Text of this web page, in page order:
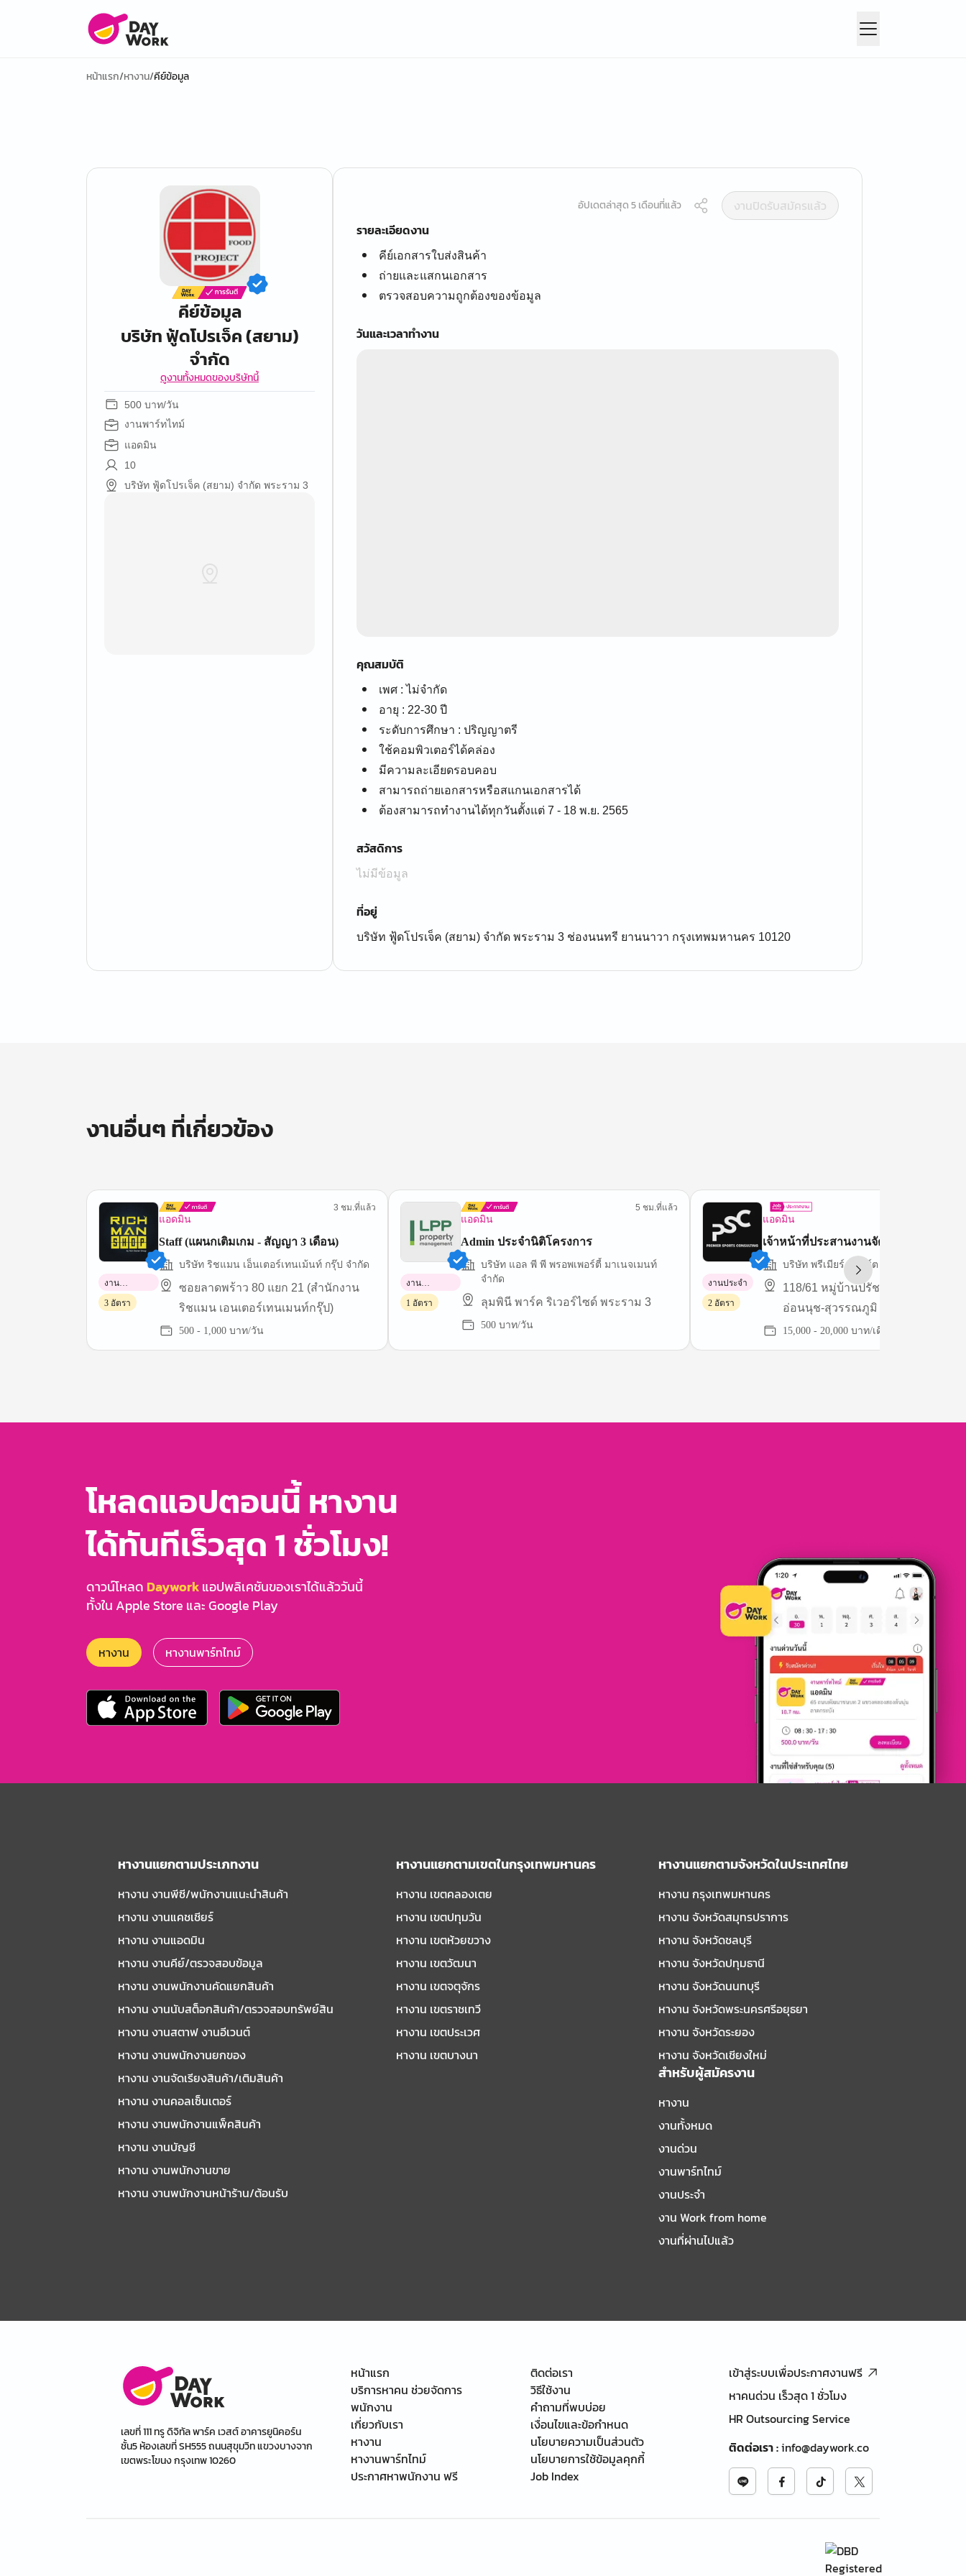
หน้าแรก/หางาน/คีย์ข้อมูล
คีย์ข้อมูล
บริษัท ฟู้ดโปรเจ็ค (สยาม)
จำกัด
ดูงานทั้งหมดของบริษัทนี้
500 บาท/วัน
งานพาร์ทไทม์
แอดมิน
10
บริษัท ฟู้ดโปรเจ็ค (สยาม) จำกัด พระราม 3
อัปเดตล่าสุด 5 เดือนที่แล้ว
งานปิดรับสมัครแล้ว
รายละเอียดงาน
คีย์เอกสารใบส่งสินค้า
ถ่ายและแสกนเอกสาร
ตรวจสอบความถูกต้องของข้อมูล
วันและเวลาทำงาน
คุณสมบัติ
เพศ : ไม่จำกัด
อายุ : 22-30 ปี
ระดับการศึกษา : ปริญญาตรี
ใช้คอมพิวเตอร์ได้คล่อง
มีความละเอียดรอบคอบ
สามารถถ่ายเอกสารหรือสแกนเอกสารได้
ต้องสามารถทำงานได้ทุกวันตั้งแต่ 7 - 18 พ.ย. 2565
สวัสดิการ
ไม่มีข้อมูล
ที่อยู่
บริษัท ฟู้ดโปรเจ็ค (สยาม) จำกัด พระราม 3 ช่องนนทรี ยานนาวา กรุงเทพมหานคร 10120
งานอื่นๆ ที่เกี่ยวข้อง
แอดมิน
3 ชม.ที่แล้ว
Staff (แผนกเติมเกม - สัญญา 3 เดือน)
บริษัท ริชแมน เอ็นเตอร์เทนเม้นท์ กรุ๊ป จำกัด
ซอยลาดพร้าว 80 แยก 21 (สำนักงาน
ริชแมน เอนเตอร์เทนเมนท์กรุ๊ป)
500 - 1,000 บาท/วัน
งาน
พาร์ทไทม์
3 อัตรา
แอดมิน
5 ชม.ที่แล้ว
Admin ประจำนิติโครงการ
บริษัท แอล พี พี พรอพเพอร์ตี้ มาเนจเมนท์
จำกัด
ลุมพินี พาร์ค ริเวอร์ไซด์ พระราม 3
500 บาท/วัน
งาน
พาร์ทไทม์
1 อัตรา
แอดมิน
เจ้าหน้าที่ประสานงานจัดส่ง
บริษัท พรีเมียร์ สปอร์ต คอนซัลติ้ง จำกัด
118/61 หมู่บ้านปรัชญา-บิซโฮม 2
อ่อนนุช-สุวรรณภูมิ ถนนลาดกระบัง
15,000 - 20,000 บาท/เดือน
งานประจำ
2 อัตรา
โหลดแอปตอนนี้ หางาน
ได้ทันทีเร็วสุด 1 ชั่วโมง!
ดาวน์โหลด Dayworkแอปพลิเคชันของเราได้แล้ววันนี้
ทั้งใน Apple Store และ Google Play
หางาน หางานพาร์ทไทม์
หางานแยกตามประเภทงาน
หางาน งานพีซี/พนักงานแนะนําสินค้า
หางาน งานแคชเชียร์
หางาน งานแอดมิน
หางาน งานคีย์/ตรวจสอบข้อมูล
หางาน งานพนักงานคัดแยกสินค้า
หางาน งานนับสต็อกสินค้า/ตรวจสอบทรัพย์สิน
หางาน งานสตาฟ งานอีเวนต์
หางาน งานพนักงานยกของ
หางาน งานจัดเรียงสินค้า/เติมสินค้า
หางาน งานคอลเซ็นเตอร์
หางาน งานพนักงานแพ็คสินค้า
หางาน งานบัญชี
หางาน งานพนักงานขาย
หางาน งานพนักงานหน้าร้าน/ต้อนรับ
หางานแยกตามเขตในกรุงเทพมหานคร
หางาน เขตคลองเตย
หางาน เขตปทุมวัน
หางาน เขตห้วยขวาง
หางาน เขตวัฒนา
หางาน เขตจตุจักร
หางาน เขตราชเทวี
หางาน เขตประเวศ
หางาน เขตบางนา
หางานแยกตามจังหวัดในประเทศไทย
หางาน กรุงเทพมหานคร
หางาน จังหวัดสมุทรปราการ
หางาน จังหวัดชลบุรี
หางาน จังหวัดปทุมธานี
หางาน จังหวัดนนทบุรี
หางาน จังหวัดพระนครศรีอยุธยา
หางาน จังหวัดระยอง
หางาน จังหวัดเชียงใหม่
สำหรับผู้สมัครงาน
หางาน
งานทั้งหมด
งานด่วน
งานพาร์ทไทม์
งานประจำ
งาน Work from home
งานที่ผ่านไปแล้ว
เลขที่ 111 ทรู ดิจิทัล พาร์ค เวสต์ อาคารยูนิคอร์น
ชั้น5 ห้องเลขที่ SH555 ถนนสุขุมวิท แขวงบางจาก
เขตพระโขนง กรุงเทพ 10260
หน้าแรก
บริการหาคน ช่วยจัดการ
พนักงาน
เกี่ยวกับเรา
หางาน
หางานพาร์ทไทม์
ประกาศหาพนักงาน ฟรี
ติดต่อเรา
วิธีใช้งาน
คำถามที่พบบ่อย
เงื่อนไขและข้อกำหนด
นโยบายความเป็นส่วนตัว
นโยบายการใช้ข้อมูลคุกกี้
Job Index
เข้าสู่ระบบเพื่อประกาศงานฟรี
หาคนด่วน เร็วสุด 1 ชั่วโมง
HR Outsourcing Service
ติดต่อเรา:info@daywork.co